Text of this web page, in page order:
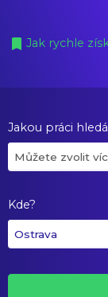
Jak rychle
Jakou práci
Můžete zvolit
Kde?
Ostrava